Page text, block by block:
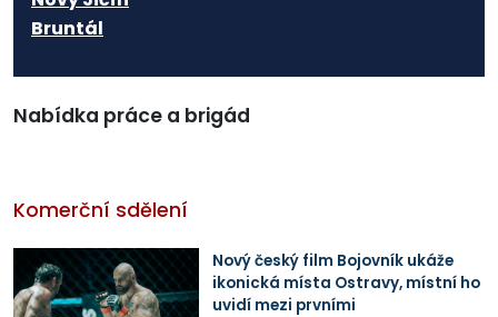
Bruntál
Nabídka práce a brigád
Komerční sdělení
Nový český film Bojovník ukáže
ikonická místa Ostravy, místní ho
uvidí mezi prvními